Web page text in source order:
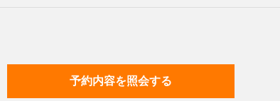
予約内容を照会する